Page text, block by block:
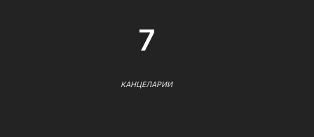
7
КАНЦЕЛАРИИ